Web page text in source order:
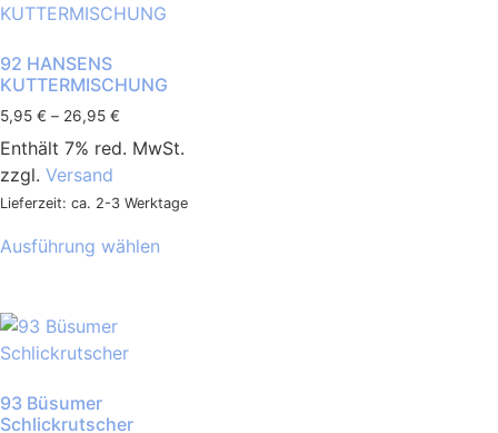
92 HANSENS
KUTTERMISCHUNG
5,95 € – 26,95 €
Enthält 7% red. MwSt.
zzgl. Versand
Lieferzeit: ca. 2-3 Werktage
Ausführung wählen
93 Büsumer
Schlickrutscher